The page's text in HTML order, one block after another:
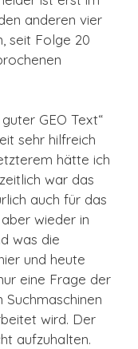
anderen vier
seit Folge 20
GEO Text“
sehr hilfreich
hätte ich
war das
auch für das
wieder in
was die
und heute
eine Frage der
wird. Der
aufzuhalten.